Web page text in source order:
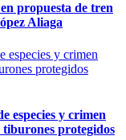
propuesta de tren
Aliaga
especies y crimen
protegidos